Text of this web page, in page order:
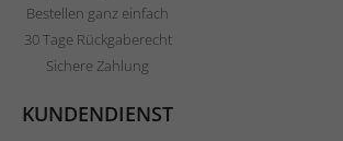
Bestellen ganz einfach
30 Tage Rückgaberecht
Sichere Zahlung
KUNDENDIENST